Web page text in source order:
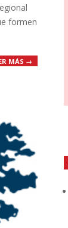
formen
MÁS →